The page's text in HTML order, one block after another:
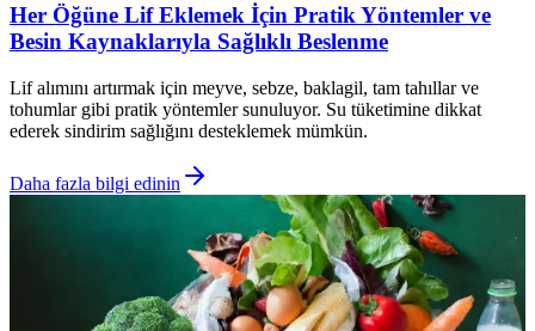
Her Öğüne Lif Eklemek İçin Pratik Yöntemler ve
Besin Kaynaklarıyla Sağlıklı Beslenme
Lif alımını artırmak için meyve, sebze, baklagil, tam tahıllar ve
tohumlar gibi pratik yöntemler sunuluyor. Su tüketimine dikkat
ederek sindirim sağlığını desteklemek mümkün.
Daha fazla bilgi edinin